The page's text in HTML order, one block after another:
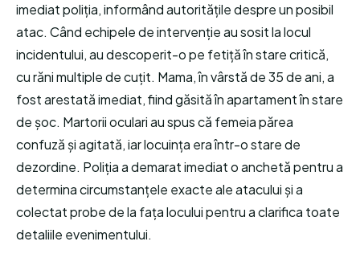
imediat poliția, informând autoritățile despre un posibil
atac. Când echipele de intervenție au sosit la locul
incidentului, au descoperit-o pe fetiță în stare critică,
cu răni multiple de cuțit. Mama, în vârstă de 35 de ani, a
fost arestată imediat, fiind găsită în apartament în stare
de șoc. Martorii oculari au spus că femeia părea
confuză și agitată, iar locuința era într-o stare de
dezordine. Poliția a demarat imediat o anchetă pentru a
determina circumstanțele exacte ale atacului și a
colectat probe de la fața locului pentru a clarifica toate
detaliile evenimentului.